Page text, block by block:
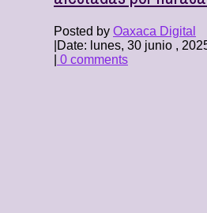
Posted by Oaxaca Digital
Date: lunes, 30 junio ,
0 comments